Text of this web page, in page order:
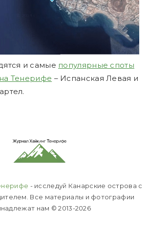
и самые популярные споты
Тенерифе – Испанская Левая и
- исследуй Канарские острова с
Все материалы и фотографии
нам © 2013-2026